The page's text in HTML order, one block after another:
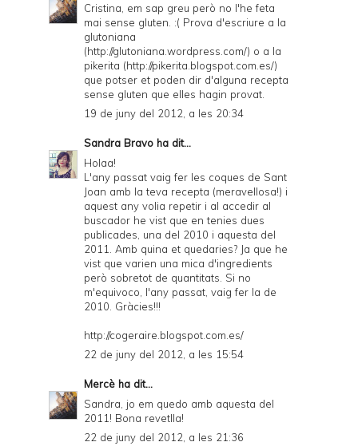
Cristina, em sap greu però no l'he feta
mai sense gluten. :( Prova d'escriure a la
glutoniana
(http://glutoniana.wordpress.com/) o a la
pikerita (http://pikerita.blogspot.com.es/)
que potser et poden dir d'alguna recepta
sense gluten que elles hagin provat.
19 de juny del 2012, a les 20:34
Sandra Bravo ha dit...
Holaa!
L'any passat vaig fer les coques de Sant
Joan amb la teva recepta (meravellosa!) i
aquest any volia repetir i al accedir al
buscador he vist que en tenies dues
publicades, una del 2010 i aquesta del
2011. Amb quina et quedaries? Ja que he
vist que varien una mica d'ingredients
però sobretot de quantitats. Si no
m'equivoco, l'any passat, vaig fer la de
2010. Gràcies!!!
http://cogeraire.blogspot.com.es/
22 de juny del 2012, a les 15:54
Mercè ha dit...
Sandra, jo em quedo amb aquesta del
2011! Bona revetlla!
22 de juny del 2012, a les 21:36